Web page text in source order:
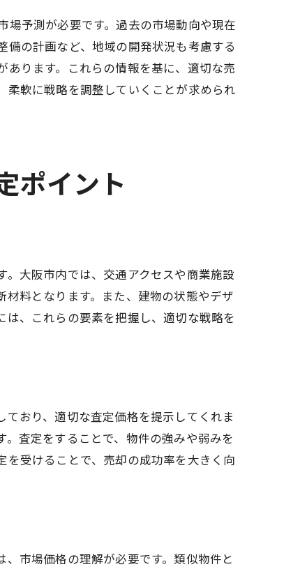
予測が必要です。過去の市場動向や現在
の計画など、地域の開発状況も考慮する
ります。これらの情報を基に、適切な売
軟に戦略を調整していくことが求められ
ポイント
大阪市内では、交通アクセスや商業施設
料となります。また、建物の状態やデザ
、これらの要素を把握し、適切な戦略を
おり、適切な査定価格を提示してくれま
査定をすることで、物件の強みや弱みを
受けることで、売却の成功率を大きく向
市場価格の理解が必要です。類似物件と